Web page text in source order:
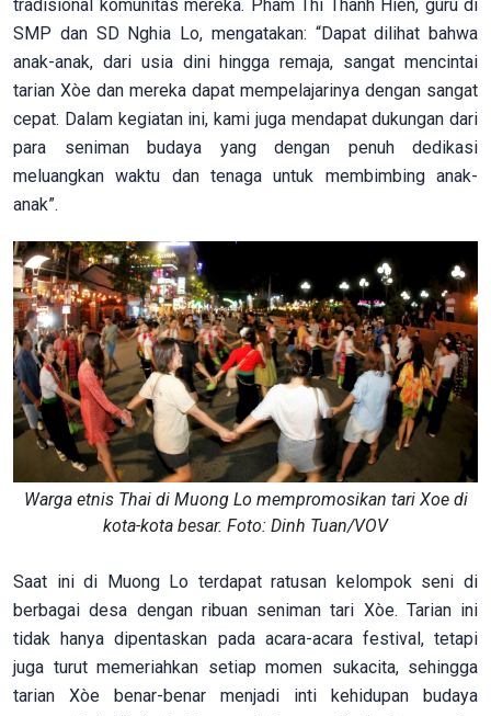
tradisional komunitas mereka. Pham Thi Thanh Hien, guru di
SMP dan SD Nghia Lo, mengatakan: “Dapat dilihat bahwa
anak-anak, dari usia dini hingga remaja, sangat mencintai
tarian Xòe dan mereka dapat mempelajarinya dengan sangat
cepat. Dalam kegiatan ini, kami juga mendapat dukungan dari
para seniman budaya yang dengan penuh dedikasi
meluangkan waktu dan tenaga untuk membimbing anak-
anak”.
Warga etnis Thai di Muong Lo mempromosikan tari Xoe di
kota-kota besar. Foto: Dinh Tuan/VOV
Saat ini di Muong Lo terdapat ratusan kelompok seni di
berbagai desa dengan ribuan seniman tari Xòe. Tarian ini
tidak hanya dipentaskan pada acara-acara festival, tetapi
juga turut memeriahkan setiap momen sukacita, sehingga
tarian Xòe benar-benar menjadi inti kehidupan budaya